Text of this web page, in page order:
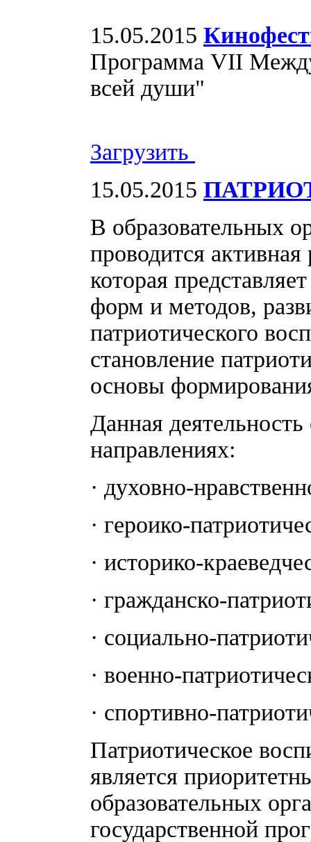
15.05.2015
Программа VII
всей души"
Загрузить
15.05.2015
В образовательных
проводится
которая
форм и методов,
патриотического
становление
основы
Данная
направлениях:
· духовно-
· героико-
· историко-
· гражданско-
· социально-
· военно-
· спортивно-
Патриотическое
является
образовательных
государственной